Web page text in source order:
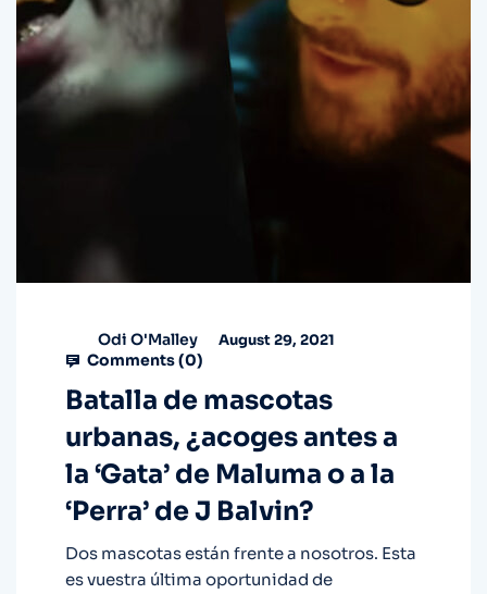
Odi O'Malley August 29, 2021
Comments (0)
Batalla de mascotas
urbanas, ¿acoges antes a
la ‘Gata’ de Maluma o a la
‘Perra’ de J Balvin?
Dos mascotas están frente a nosotros. Esta
es vuestra última oportunidad de